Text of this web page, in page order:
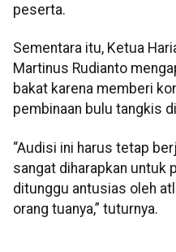
peserta.
Sementara itu, Ketua
Martinus Rudianto
bakat karena memberi
pembinaan bulu tangkis
“Audisi ini harus tetap
sangat diharapkan untuk
ditunggu antusias oleh
orang tuanya,” tuturnya.